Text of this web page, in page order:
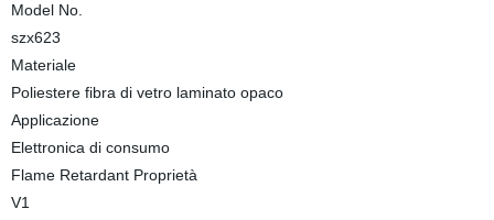
Model No.
szx623
Materiale
Poliestere fibra di vetro laminato opaco
Applicazione
Elettronica di consumo
Flame Retardant Proprietà
V1